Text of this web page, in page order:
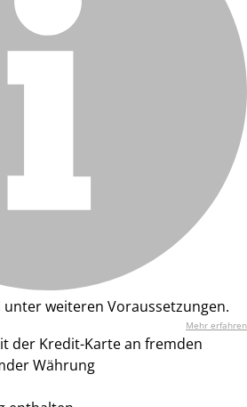
weiteren Voraussetzungen.
Mehr erfahren
der Kredit-Karte an fremden
Währung